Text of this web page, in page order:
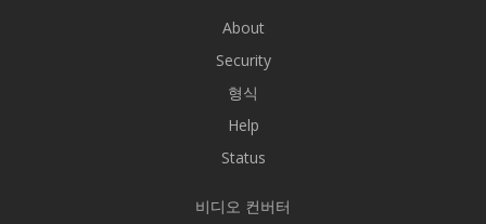
About
Security
형식
Help
Status
비디오 컨버터